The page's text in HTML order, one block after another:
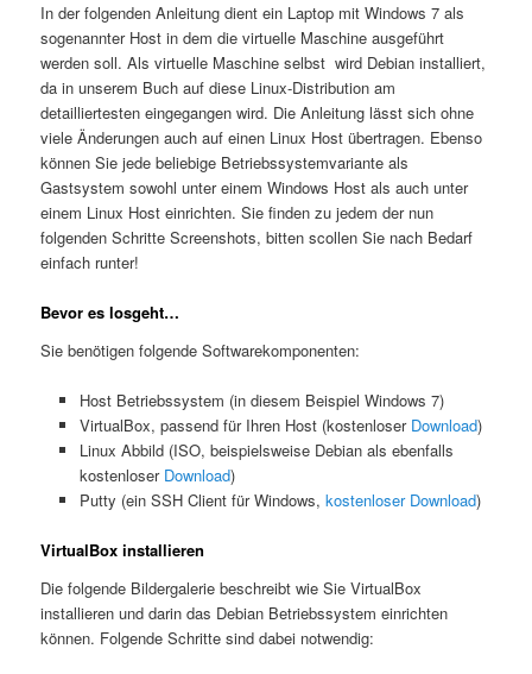
In der folgenden Anleitung dient ein Laptop mit Windows 7 als
sogenannter Host in dem die virtuelle Maschine ausgeführt
werden soll. Als virtuelle Maschine selbst wird Debian installiert,
da in unserem Buch auf diese Linux-Distribution am
detailliertesten eingegangen wird. Die Anleitung lässt sich ohne
viele Änderungen auch auf einen Linux Host übertragen. Ebenso
können Sie jede beliebige Betriebssystemvariante als
Gastsystem sowohl unter einem Windows Host als auch unter
einem Linux Host einrichten. Sie finden zu jedem der nun
folgenden Schritte Screenshots, bitten scollen Sie nach Bedarf
einfach runter!
Bevor es losgeht…
Sie benötigen folgende Softwarekomponenten:
Host Betriebssystem (in diesem Beispiel Windows 7)
VirtualBox, passend für Ihren Host (kostenloser Download)
Linux Abbild (ISO, beispielsweise Debian als ebenfalls
kostenloser Download)
Putty (ein SSH Client für Windows, kostenloser Download)
VirtualBox installieren
Die folgende Bildergalerie beschreibt wie Sie VirtualBox
installieren und darin das Debian Betriebssystem einrichten
können. Folgende Schritte sind dabei notwendig: